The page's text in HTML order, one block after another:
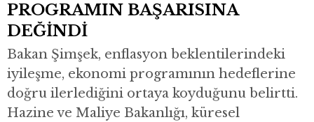
PROGRAMIN BAŞARISINA
DEĞİNDİ
Bakan Şimşek, enflasyon beklentilerindeki
iyileşme, ekonomi programının hedeflerine
doğru ilerlediğini ortaya koyduğunu belirtti.
Hazine ve Maliye Bakanlığı, küresel